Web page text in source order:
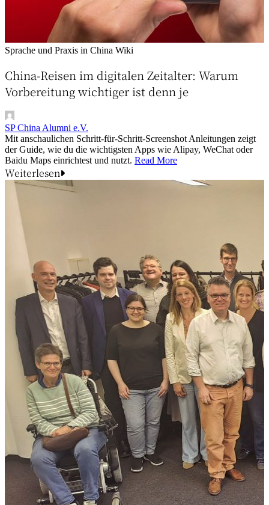
Sprache und Praxis in China Wiki
China-Reisen im digitalen Zeitalter: Warum
Vorbereitung wichtiger ist denn je
SP China Alumni e.V.
Mit anschaulichen Schritt-für-Schritt-Screenshot Anleitungen zeigt
der Guide, wie du die wichtigsten Apps wie Alipay, WeChat oder
Baidu Maps einrichtest und nutzt. Read More
Weiterlesen